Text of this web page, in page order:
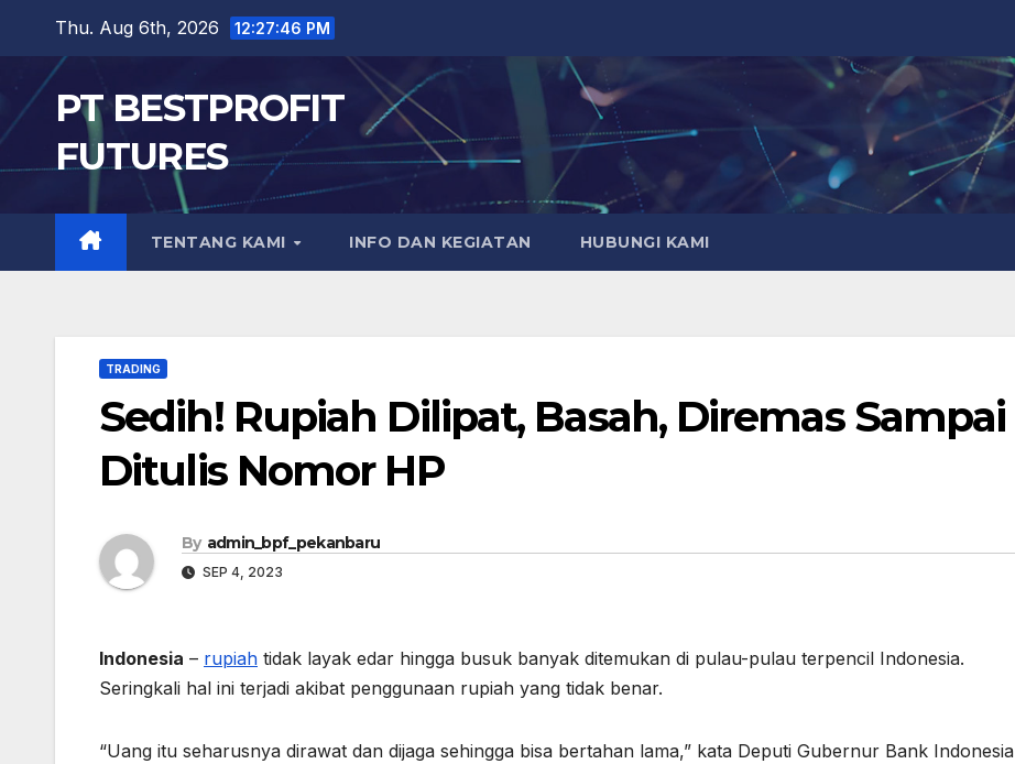
content
Thu. Aug 6th, 2026 12:27:48 PM
PT BESTPROFIT
FUTURES
TENTANG KAMI INFO DAN KEGIATAN HUBUNGI KAMI
TRADING
Sedih! Rupiah Dilipat, Basah, Diremas Sampai
Ditulis Nomor HP
By admin_bpf_pekanbaru
SEP 4, 2023
Indonesia – rupiah tidak layak edar hingga busuk banyak ditemukan di pulau-pulau terpencil Indonesia.
Seringkali hal ini terjadi akibat penggunaan rupiah yang tidak benar.
“Uang itu seharusnya dirawat dan dijaga sehingga bisa bertahan lama,” kata Deputi Gubernur Bank Indonesia